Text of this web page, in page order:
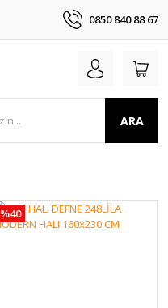
0850 840 88 67
ARA
%40